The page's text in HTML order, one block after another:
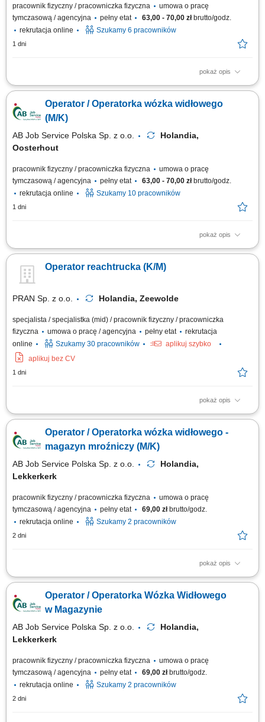
pracownik fizyczny / pracowniczka fizyczna
umowa o pracę
tymczasową / agencyjna
pełny etat 63,00 - 70,00 złbrutto/godz.
rekrutacja online
Szukamy 6 pracowników
1 dni
pokaż opis
Zadania: Prowadzenie wózka widłowego z widłami podwójnymi i
metrów; Przewożenie ładunków do strefy wywozu bez ryzyka ich
uszkodzenia; Pomoc przy standardowych pracach na hali; Warunki pracy:
Operator / Operatorka wózka widłowego
(M/K)
AB Job Service Polska Sp. z o.o.
Holandia,
Oosterhout
pracownik fizyczny / pracowniczka fizyczna
umowa o pracę
tymczasową / agencyjna
pełny etat 63,00 - 70,00 złbrutto/godz.
rekrutacja online
Szukamy 10 pracowników
1 dni
pokaż opis
Jako operator/ operatorka wózka widłowego dołączysz do nowoczesnej
dystrybucji artykułów niespożywczych do sklepów Lidl w całej Europie
(m.in. sprzęt ogrodowy, narzędzia, grille, trampoliny, akcesoria
Operator reachtrucka (K/M)
PRAN Sp. z o.o. Holandia, Zeewolde
specjalista / specjalistka (mid) / pracownik fizyczny / pracowniczka
fizyczna
umowa o pracę / agencyjna pełny etat
rekrutacja
online
Szukamy 30 pracowników
aplikuj szybko
aplikuj bez CV
1 dni
pokaż opis
Zakres obowiązków obsługiwać wózek typu reachtruck; transportować
składowania; pobierać palety zgodnie z zapotrzebowaniem; dbać o
bezpieczeństwo i porządek na stanowisku pracy; współpracować z
Operator / Operatorka wózka widłowego -
magazyn mroźniczy (M/K)
AB Job Service Polska Sp. z o.o.
Holandia,
Lekkerkerk
pracownik fizyczny / pracowniczka fizyczna
umowa o pracę
tymczasową / agencyjna
pełny etat 69,00 złbrutto/godz.
rekrutacja online
Szukamy 2 pracowników
2 dni
pokaż opis
Firma działająca w obszarze magazynowania i logistyki. Przedsiębiorstwo
produktów do klientów. Magazyn jest przystosowany do sprawnej obsługi
procesów logistycznych i zapewnia terminową realizację wysyłek. Firma...
Operator / Operatorka Wózka Widłowego
w Magazynie
AB Job Service Polska Sp. z o.o.
Holandia,
Lekkerkerk
pracownik fizyczny / pracowniczka fizyczna
umowa o pracę
tymczasową / agencyjna
pełny etat 69,00 złbrutto/godz.
rekrutacja online
Szukamy 2 pracowników
2 dni